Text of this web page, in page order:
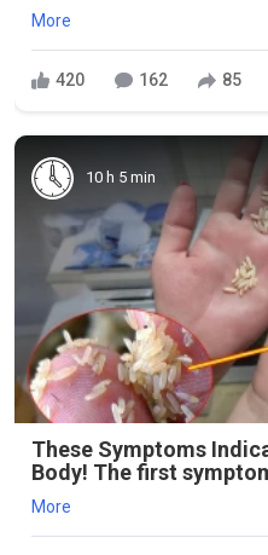
More
420 162 85
10 h 5 min
These Symptoms
Body! The first
More